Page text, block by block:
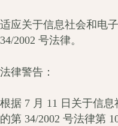
适应关于信息社会和电
34/2002 号法律。
法律警告：
根据 7 月 11 日关于信
的第 34/2002 号法律第